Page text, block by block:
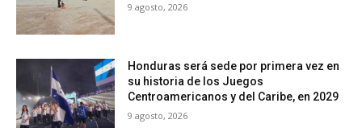
9 agosto, 2026
Honduras será sede por primera vez en
su historia de los Juegos
Centroamericanos y del Caribe, en 2029
9 agosto, 2026